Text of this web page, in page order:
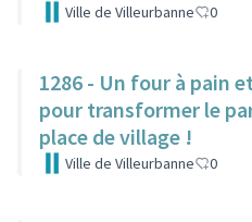
Ville de Villeurbanne 0
1286 - Un four à pain
pour transformer le
place de village !
Ville de Villeurbanne 0